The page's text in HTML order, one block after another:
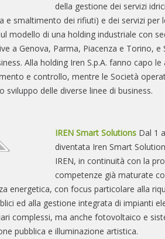
della gestione dei servizi
e smaltimento dei rifiuti) e dei servizi per
modello di una holding industriale con
a Genova, Parma, Piacenza e Torino, e
Alla holding Iren S.p.A. fanno capo
e controllo, mentre le Società
sviluppo delle diverse linee di business.
IREN Smart Solutions Dal 1
diventata Iren Smart
IREN, in continuità con la
competenze già maturate
energetica, con focus particolare alla
ed alla gestione integrata di impianti
complessi, ma anche fotovoltaico e
pubblica e illuminazione artistica.